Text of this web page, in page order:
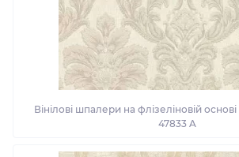
Вінілові шпалери на флізеліновій
47833 A